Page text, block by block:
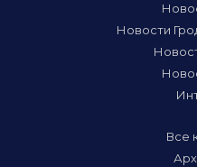
Новости
Все